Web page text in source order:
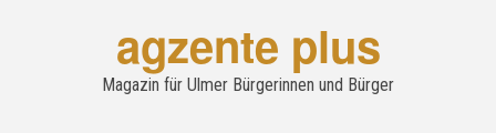
agzente plus
Magazin für Ulmer Bürgerinnen und Bürger